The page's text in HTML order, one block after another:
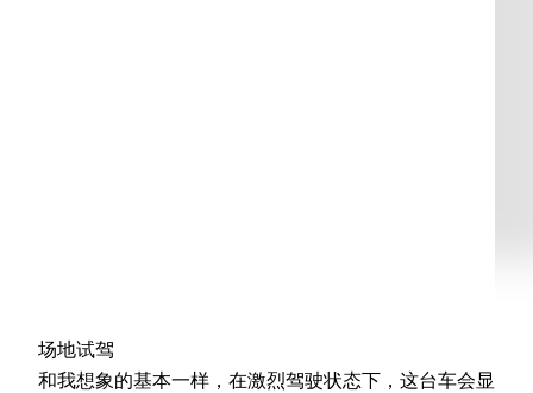
场地试驾
和我想象的基本一样，在激烈驾驶状态下，这台车会显